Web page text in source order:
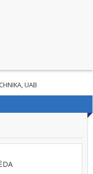
UAB